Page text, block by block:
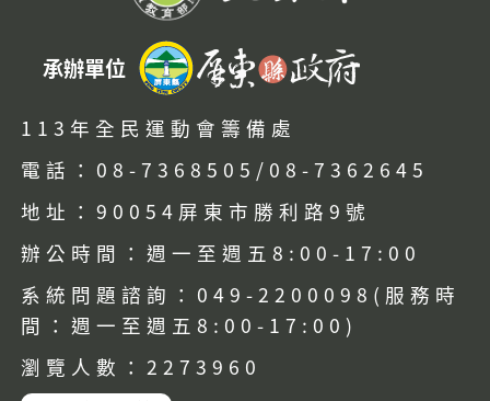
承辦單位
113年全民運動會籌備處
電話：08-7368505/08-7362645
地址：90054屏東市勝利路9號
辦公時間：週一至週五8:00-17:00
系統問題諮詢：049-2200098(服務時
間：週一至週五8:00-17:00)
瀏覽人數：2273960